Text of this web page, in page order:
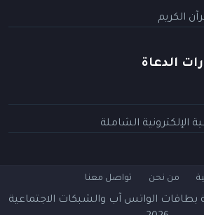
الكريم
الدعاة
الإلكترونية الشاملة
من نحن تواصل معنا
بطاقات الواتس آب والشبكات الاجتماعية